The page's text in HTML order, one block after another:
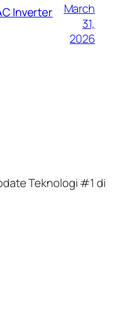
Inverter
March
31,
2026
Teknologi #1 di